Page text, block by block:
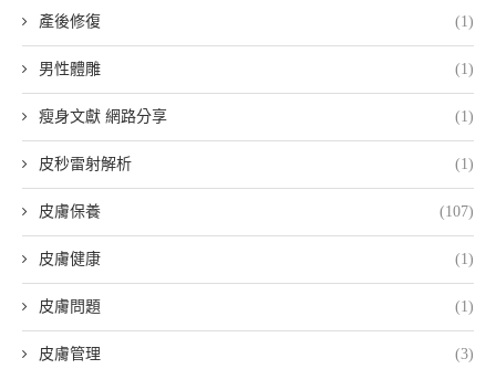
產後修復 (1)
男性體雕 (1)
瘦身文獻 網路分享 (1)
皮秒雷射解析 (1)
皮膚保養 (107)
皮膚健康 (1)
皮膚問題 (1)
皮膚管理 (3)